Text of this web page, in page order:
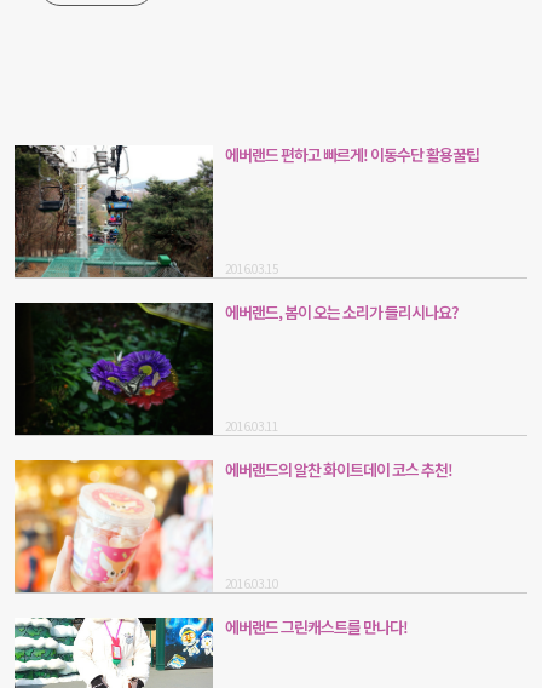
에버랜드 편하고 빠르게! 이동수단 활용꿀팁
2016.03.15
에버랜드, 봄이 오는 소리가 들리시나요?
2016.03.11
에버랜드의 알찬 화이트데이 코스 추천!
2016.03.10
에버랜드 그린캐스트를 만나다!